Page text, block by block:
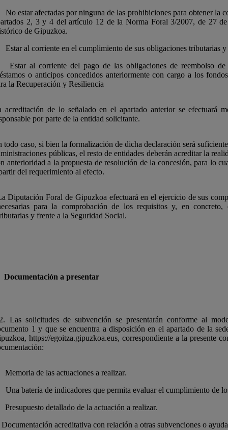
No estar afectadas por ninguna de las prohibiciones para obtener la
2, 3 y 4 del artículo 12 de la Norma Foral 3/2007, de 27
de Gipuzkoa.
Estar al corriente en el cumplimiento de sus obligaciones tributarias
Estar al corriente del pago de las obligaciones de reembolso de
o anticipos concedidos anteriormente con cargo a los
la Recuperación y Resiliencia
acreditación de lo señalado en el apartado anterior se efectuará
por parte de la entidad solicitante.
todo caso, si bien la formalización de dicha declaración será
públicas, el resto de entidades deberán acreditar la
anterioridad a la propuesta de resolución de la concesión, para lo
del requerimiento al efecto.
Diputación Foral de Gipuzkoa efectuará en el ejercicio de sus
para la comprobación de los requisitos y, en
y frente a la Seguridad Social.
Documentación a presentar
Las solicitudes de subvención se presentarán conforme al
1 y que se encuentra a disposición en el apartado de la
https://egoitza.gipuzkoa.eus, correspondiente a la presente
Memoria de las actuaciones a realizar.
Una batería de indicadores que permita evaluar el cumplimiento de
detallado de la actuación a realizar.
Documentación acreditativa con relación a otras subvenciones o